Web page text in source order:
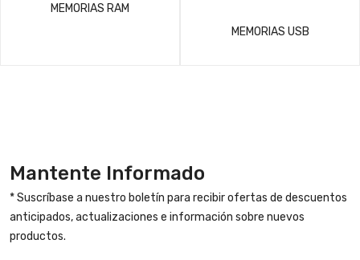
MEMORIAS RAM
MEMORIAS USB
Mantente Informado
* Suscríbase a nuestro boletín para recibir ofertas de descuentos
anticipados, actualizaciones e información sobre nuevos
productos.